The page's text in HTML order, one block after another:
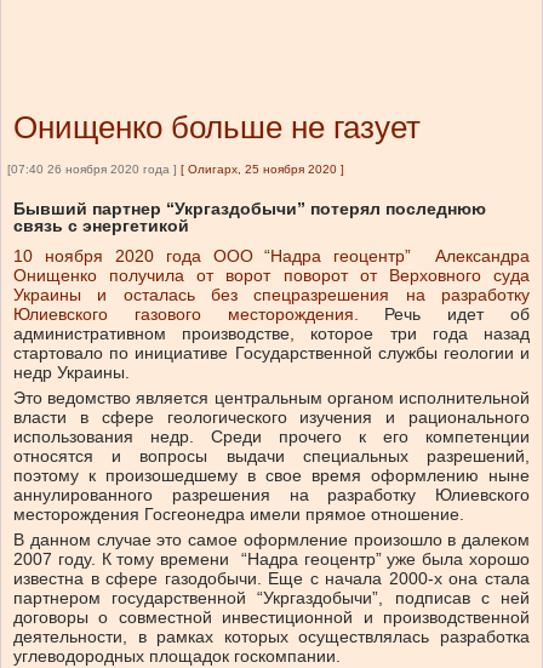
Онищенко больше не газует
[07:40 26 ноября 2020 года ] [ Олигарх, 25 ноября 2020 ]
Бывший партнер “Укргаздобычи” потерял последнюю
связь с энергетикой
10 ноября 2020 года ООО “Надра геоцентр” Александра
Онищенко получила от ворот поворот от Верховного суда
Украины и осталась без спецразрешения на разработку
Юлиевского газового месторождения. Речь идет об
административном производстве, которое три года назад
стартовало по инициативе Государственной службы геологии и
недр Украины.
Это ведомство является центральным органом исполнительной
власти в сфере геологического изучения и рационального
использования недр. Среди прочего к его компетенции
относятся и вопросы выдачи специальных разрешений,
поэтому к произошедшему в свое время оформлению ныне
аннулированного разрешения на разработку Юлиевского
месторождения Госгеонедра имели прямое отношение.
В данном случае это самое оформление произошло в далеком
2007 году. К тому времени “Надра геоцентр” уже была хорошо
известна в сфере газодобычи. Еще с начала 2000-х она стала
партнером государственной “Укргаздобычи”, подписав с ней
договоры о совместной инвестиционной и производственной
деятельности, в рамках которых осуществлялась разработка
углеводородных площадок госкомпании.